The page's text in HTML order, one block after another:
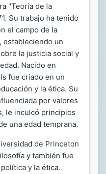
"Teoría de la
Su trabajo ha tenido
el campo de la
estableciendo un
la justicia social y
Nacido en
fue criado en un
y la ética. Su
por valores
le inculcó principios
una edad temprana.
de Princeton
y también fue
y la ética.